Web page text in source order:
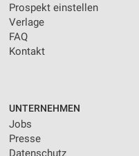
Prospekt einstellen
Verlage
FAQ
Kontakt
UNTERNEHMEN
Jobs
Presse